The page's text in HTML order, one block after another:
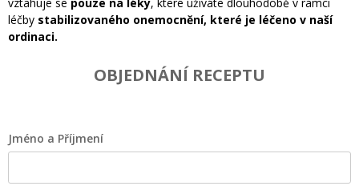
léčby stabilizovaného onemocnění, které je léčeno v naší
ordinaci.
OBJEDNÁNÍ RECEPTU
Jméno a Příjmení